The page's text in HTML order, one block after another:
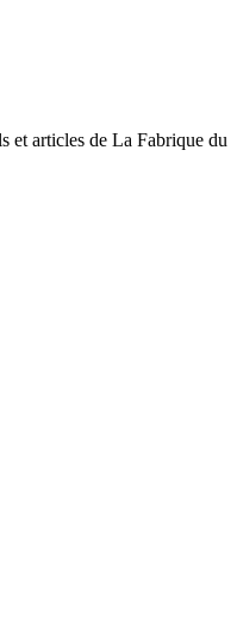
et articles de La Fabrique du